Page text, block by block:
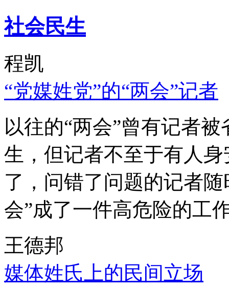
社会民生
程凯
“党媒姓党”的“两会”记者
以往的“两会”曾有记者
生，但记者不至于有人
了，问错了问题的记者
会”成了一件高危险的工
王德邦
媒体姓氏上的民间立场